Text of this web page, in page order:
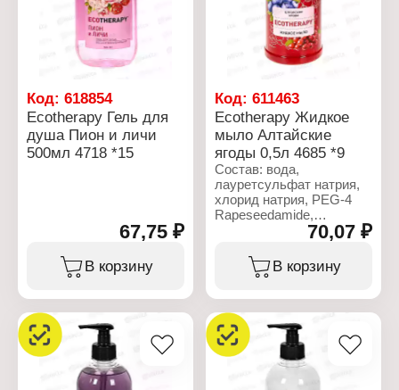
Код: 618854
Ecotherapy Гель для
душа Пион и личи
500мл 4718 *15
67,75 ₽
В корзину
Код:611463
Ecotherapy Жидкое
мыло Алтайские
ягоды 0,5л 4685 *9
Состав: вода,
лауретсульфат натрия,
хлорид натрия, PEG-4
Rapeseedamide,
кокамидопропилбетаин,
композиция (отдушка),
консервант,
ланолин с
полиэтиленгликолем
(PEG-75), акцептор
свободных радикалов,
краситель.
70,07 ₽
В корзину